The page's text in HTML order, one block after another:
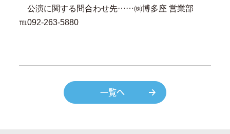
公演に関する問合わせ先……㈱博多座 営業部
℡092-263-5880
一覧へ